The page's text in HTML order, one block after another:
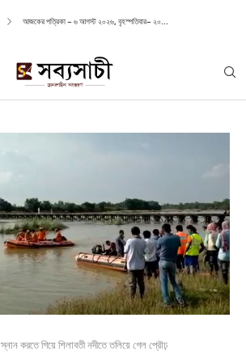
আজকের পত্রিকা – ৬ আগস্ট ২০২৬, বৃহস্পতিবার– ২০...
স্নান করতে গিয়ে শিলাবতী নদীতে তলিয়ে গেল প্রৌঢ়